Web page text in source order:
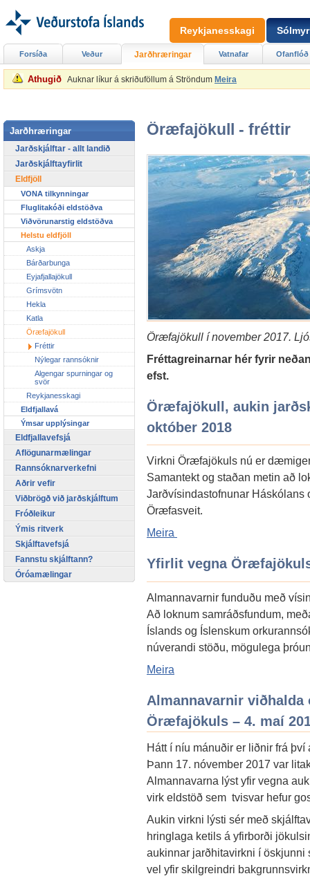
Athugið Auknar líkur á skriðuföllum á Ströndum Meira
Öræfajökull - fréttir
Öræfajökull í november 2017.
Fréttagreinarnar hér fyrir
efst.
Öræfajökull, aukin
október 2018
Virkni Öræfajökuls nú er
Samantekt og staðan metin að
Jarðvísindastofnunar Háskólans
Öræfasveit.
Meira
Yfirlit vegna
Almannavarnir funduðu með
Að loknum samráðsfundum,
Íslands og Íslenskum
núverandi stöðu, mögulega
Meira
Almannavarnir
Öræfajökuls – 4. maí
Hátt í níu mánuðir er liðnir frá
Þann 17. nóvember 2017 var
Almannavarna lýst yfir vegna
virk eldstöð sem tvisvar hefur
Aukin virkni lýsti sér með
hringlaga ketils á yfirborði
aukinnar jarðhitavirkni í öskjunni
vel yfir skilgreindri
Forsíða Veður Jarðhræringar Vatnafar Ofanflóð
Jarðhræringar
Jarðskjálftar - allt landið
Jarðskjálftayfirlit
Eldfjöll
VONA tilkynningar
Fluglitakóði eldstöðva
Viðvörunarstig eldstöðva
Helstu eldfjöll
Askja
Bárðarbunga
Eyjafjallajökull
Grímsvötn
Hekla
Katla
Öræfajökull
Fréttir
Nýlegar rannsóknir
Algengar spurningar og
svör
Reykjanesskagi
Eldfjallavá
Ýmsar upplýsingar
Eldfjallavefsjá
Aflögunarmælingar
Rannsóknarverkefni
Aðrir vefir
Viðbrögð við jarðskjálftum
Fróðleikur
Ýmis ritverk
Skjálftavefsjá
Fannstu skjálftann?
Óróamælingar
Reykjanesskagi